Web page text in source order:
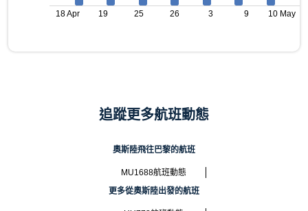
18 Apr 19 25 26 3 9 10 May
追蹤更多航班動態
奧斯陸飛往巴黎的航班
MU1688航班動態
更多從奧斯陸出發的航班